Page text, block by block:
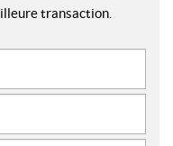
transaction.